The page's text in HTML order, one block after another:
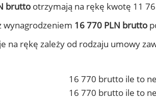
brutto otrzymają na rękę kwotę 11
wynagrodzeniem 16 770 PLN brutto
rękę zależy od rodzaju umowy
16 770 brutto ile to
16 770 brutto ile to